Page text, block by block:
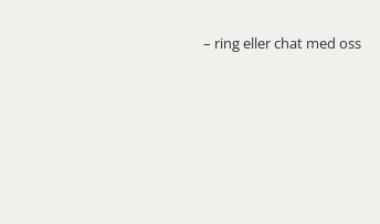
– ring eller chat med oss